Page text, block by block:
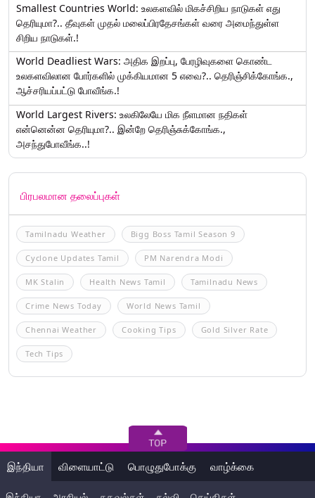
Smallest Countries World: உலகளவில் மிகச்சிறிய நாடுகள் எது
தெரியுமா?.. தீவுகள் முதல் மலைப்பிரதேசங்கள் வரை அமைந்துள்ள
சிறிய நாடுகள்.!
World Deadliest Wars: அதிக இறப்பு, பேரழிவுகளை கொண்ட
உலகளவிலான போர்களில் முக்கியமான 5 எவை?.. தெரிஞ்சிக்கோங்க.,
ஆச்சரியப்பட்டு போவீங்க.!
World Largest Rivers: உலகிலேயே மிக நீளமான நதிகள்
என்னென்ன தெரியுமா?.. இன்றே தெரிஞ்சுக்கோங்க.,
அசந்துபோவீங்க..!
பிரபலமான தலைப்புகள்
Tamilnadu Weather Bigg Boss Tamil Season 9
Cyclone Updates Tamil PM Narendra Modi
MK Stalin Health News Tamil Tamilnadu News
Crime News Today World News Tamil
Chennai Weather Cooking Tips Gold Silver Rate
Tech Tips
இந்தியா விளையாட்டு பொழுதுபோக்கு வாழ்க்கை